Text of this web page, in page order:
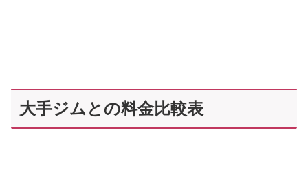
大手ジムとの料金比較表